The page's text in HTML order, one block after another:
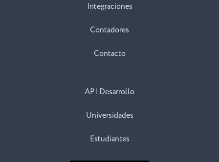
Integraciones
Contadores
Contacto
API Desarrollo
Universidades
Estudiantes